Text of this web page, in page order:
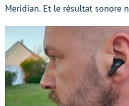
Meridian. Et le résultat sonore